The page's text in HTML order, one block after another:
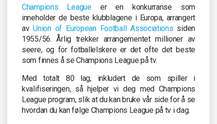
Champions Leagueer en konkurranse som
inneholder de beste klubblagene i Europa, arrangert
avUnion of European Football Associations siden
1955/56. Årlig trekker arrangementet millioner av
seere, og for fotballelskere er det ofte det beste
som finnes å se Champions League på tv.
Med totalt 80 lag, inkludert de som spiller i
kvalifiseringen, så hjelper vi deg med Champions
League program, slik at du kan bruke vår side for å se
hvordan du kan følge Champions League på tv i dag.